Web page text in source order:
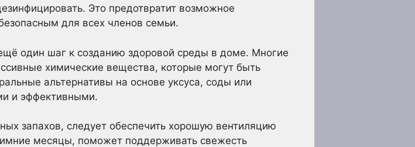
Это предотвратит возможное
для всех членов семьи.
один шаг к созданию здоровой среды в доме. Многие
химические вещества, которые могут быть
альтернативы на основе уксуса, соды или
и эффективными.
запахов, следует обеспечить хорошую вентиляцию
месяцы, поможет поддерживать свежесть